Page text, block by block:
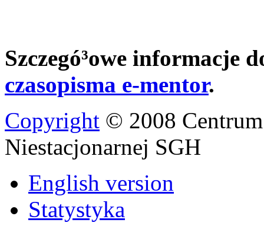
Szczegó³owe informacje
czasopisma e-mentor.
Copyright © 2008
Niestacjonarnej SGH
English version
Statystyka